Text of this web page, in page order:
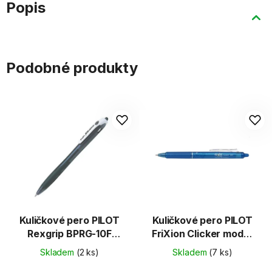
Popis
Podobné produkty
Kuličkové pero PILOT
Rexgrip BPRG-10F
černé
Skladem (2 ks)
Kuličkové pero PILOT
FriXion Clicker modrý
0,7 - gumovací
Skladem (7 ks)